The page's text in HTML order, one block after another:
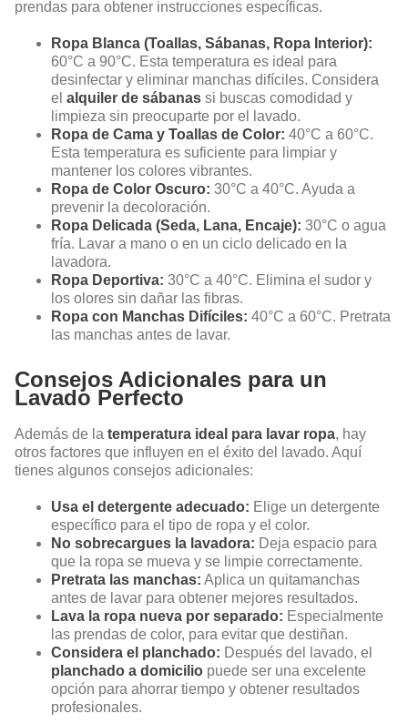
prendas para obtener instrucciones específicas.
Ropa Blanca (Toallas, Sábanas, Ropa Interior):
60°C a 90°C. Esta temperatura es ideal para
desinfectar y eliminar manchas difíciles. Considera
el alquiler de sábanas si buscas comodidad y
limpieza sin preocuparte por el lavado.
Ropa de Cama y Toallas de Color: 40°C a 60°C.
Esta temperatura es suficiente para limpiar y
mantener los colores vibrantes.
Ropa de Color Oscuro: 30°C a 40°C. Ayuda a
prevenir la decoloración.
Ropa Delicada (Seda, Lana, Encaje): 30°C o agua
fría. Lavar a mano o en un ciclo delicado en la
lavadora.
Ropa Deportiva: 30°C a 40°C. Elimina el sudor y
los olores sin dañar las fibras.
Ropa con Manchas Difíciles: 40°C a 60°C. Pretrata
las manchas antes de lavar.
Consejos Adicionales para un
Lavado Perfecto
Además de la temperatura ideal para lavar ropa, hay
otros factores que influyen en el éxito del lavado. Aquí
tienes algunos consejos adicionales:
Usa el detergente adecuado: Elige un detergente
específico para el tipo de ropa y el color.
No sobrecargues la lavadora: Deja espacio para
que la ropa se mueva y se limpie correctamente.
Pretrata las manchas: Aplica un quitamanchas
antes de lavar para obtener mejores resultados.
Lava la ropa nueva por separado: Especialmente
las prendas de color, para evitar que destiñan.
Considera el planchado: Después del lavado, el
planchado a domicilio puede ser una excelente
opción para ahorrar tiempo y obtener resultados
profesionales.